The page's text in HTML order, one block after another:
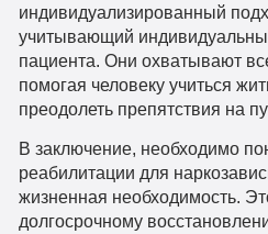
индивидуализированный
учитывающий
пациента. Они охватывают
помогая человеку учиться
преодолеть препятствия на
В заключение, необходимо
реабилитации для
жизненная необходимость.
долгосрочному